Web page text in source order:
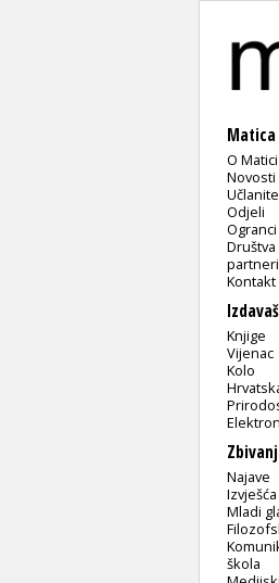
O
Novosti
Odjeli
Ogranci
partneri
Kontakt
Knjige
Vijenac
Kolo
Najave
Izvješća
Mladi
škola